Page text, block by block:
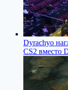
Dyrachyo
CS2 вместо